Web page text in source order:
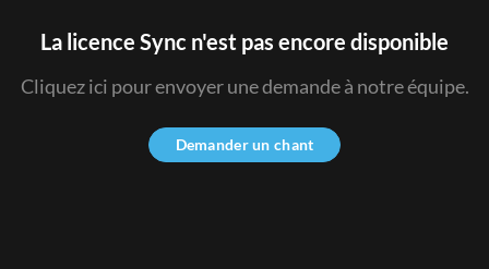
La licence Sync n'est pas encore disponible
Cliquez ici pour envoyer une demande à notre équipe.
Demander un chant